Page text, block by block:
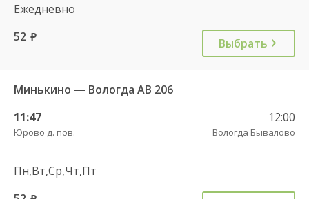
Ежедневно
52 руб. Выбрать
Минькино — Вологда АВ 206
11:47
Юрово д. пов.
12:00
Вологда Бывалово
Пн,Вт,Ср,Чт,Пт